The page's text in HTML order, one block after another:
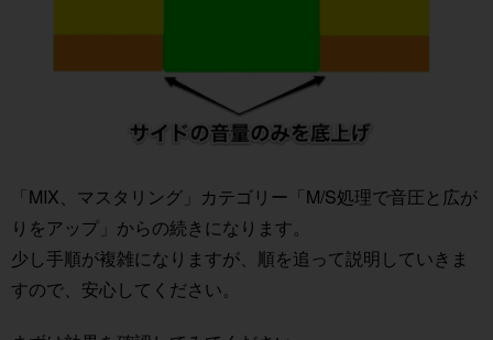
「MIX、マスタリング」カテゴリー 「M/S処理で音圧と広が
りをアップ」 からの続きになります。
少し手順が複雑になりますが、順を追って説明していきま
すので、安心してください。